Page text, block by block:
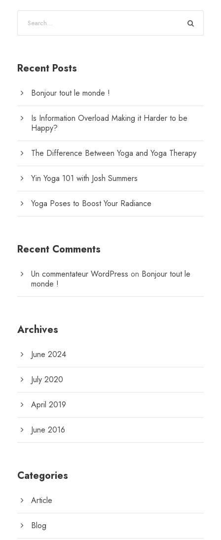
Recent Posts
Bonjour tout le monde !
Is Information Overload Making it Harder to be
Happy?
The Difference Between Yoga and Yoga Therapy
Yin Yoga 101 with Josh Summers
Yoga Poses to Boost Your Radiance
Recent Comments
Un commentateur WordPress on Bonjour tout le
monde !
Archives
June 2024
July 2020
April 2019
June 2016
Categories
Article
Blog